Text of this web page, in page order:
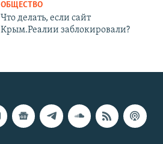
ОБЩЕСТВО
Что делать, если сайт
Крым.Реалии заблокировали?